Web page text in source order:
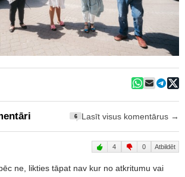
6 Lasīt visus komentārus →
4 0 Atbildēt
ne, likties tāpat nav kur no atkritumu vai